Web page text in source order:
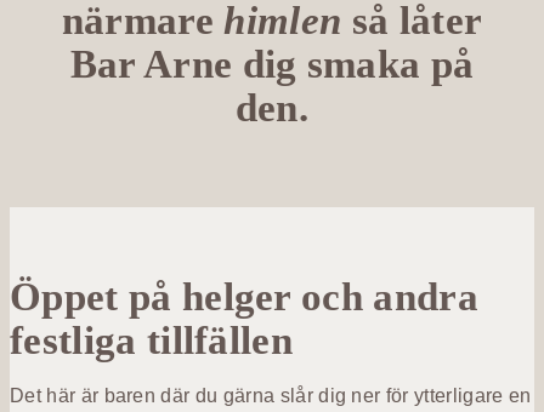
närmare himlen så låter
Bar Arne dig smaka på
den.
Öppet på helger och andra
festliga tillfällen
Det här är baren där du gärna slår dig ner för ytterligare en